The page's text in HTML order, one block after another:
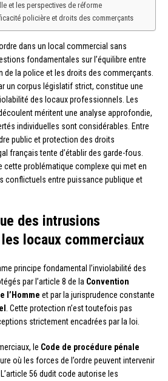
et les perspectives de réforme
policière et droits des commerçants
dans un local commercial sans
fondamentales sur l’équilibre entre
de la police et les droits des commerçants.
un corpus législatif strict, constitue une
des locaux professionnels. Les
méritent une analyse approfondie,
individuelles sont considérables. Entre
public et protection des droits
français tente d’établir des garde-fous.
cette problématique complexe qui met en
conflictuels entre puissance publique et
des intrusions
locaux commerciaux
principe fondamental l’inviolabilité des
par l’article 8 de la Convention
l’Homme et par la jurisprudence constante
. Cette protection n’est toutefois pas
strictement encadrées par la loi.
le Code de procédure pénale
où les forces de l’ordre peuvent intervenir
56 dudit code autorise les